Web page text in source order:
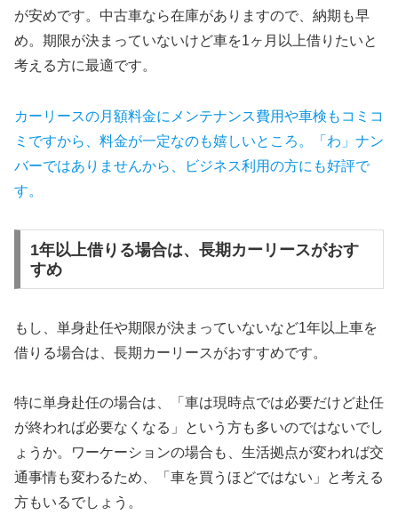
が安めです。中古車なら在庫がありますので、納期も早
め。期限が決まっていないけど車を1ヶ月以上借りたいと
考える方に最適です。
カーリースの月額料金にメンテナンス費用や車検もコミコ
ミですから、料金が一定なのも嬉しいところ。「わ」ナン
バーではありませんから、ビジネス利用の方にも好評で
す。
1年以上借りる場合は、長期カーリースがおす
すめ
もし、単身赴任や期限が決まっていないなど1年以上車を
借りる場合は、長期カーリースがおすすめです。
特に単身赴任の場合は、「車は現時点では必要だけど赴任
が終われば必要なくなる」という方も多いのではないでし
ょうか。ワーケーションの場合も、生活拠点が変われば交
通事情も変わるため、「車を買うほどではない」と考える
方もいるでしょう。